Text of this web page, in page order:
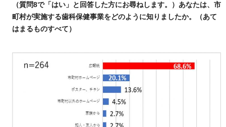
（質問8で「はい」と回答した方にお尋ねします。）あなたは、市
町村が実施する歯科保健事業をどのように知りましたか。（あて
はまるものすべて）